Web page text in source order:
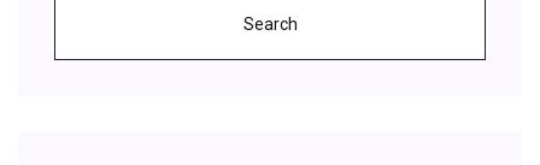
Search